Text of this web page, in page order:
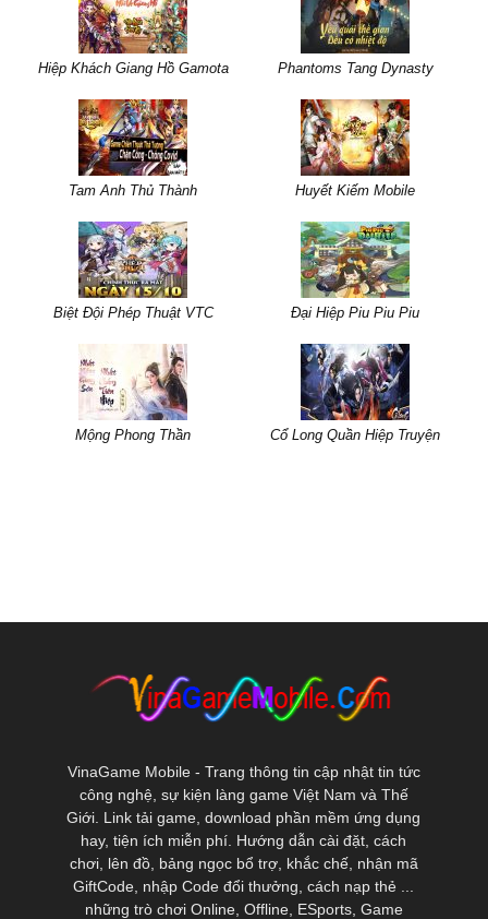
Hiệp Khách Giang Hồ Gamota Phantoms Tang Dynasty
Tam Anh Thủ Thành Huyết Kiếm Mobile
Biệt Đội Phép Thuật VTC Đại Hiệp Piu Piu Piu
Mộng Phong Thần Cổ Long Quần Hiệp Truyện
VinaGame Mobile - Trang thông tin cập nhật tin tức
công nghệ, sự kiện làng game Việt Nam và Thế
Giới. Link tải game, download phần mềm ứng dụng
hay, tiện ích miễn phí. Hướng dẫn cài đặt, cách
chơi, lên đồ, bảng ngọc bổ trợ, khắc chế, nhận mã
GiftCode, nhập Code đổi thưởng, cách nạp thẻ ...
những trò chơi Online, Offline, ESports, Game